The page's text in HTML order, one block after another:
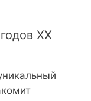
XX